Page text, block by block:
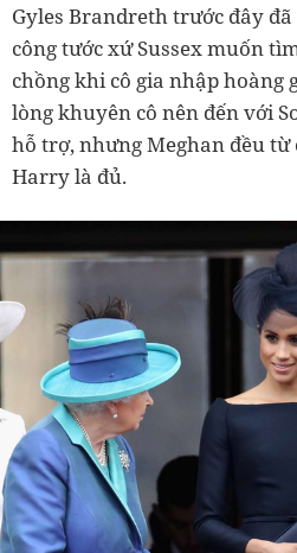
Gyles Brandreth trước đây
công tước xứ Sussex muốn
chồng khi cô gia nhập hoàng
lòng khuyên cô nên đến với
hỗ trợ, nhưng Meghan đều
Harry là đủ.